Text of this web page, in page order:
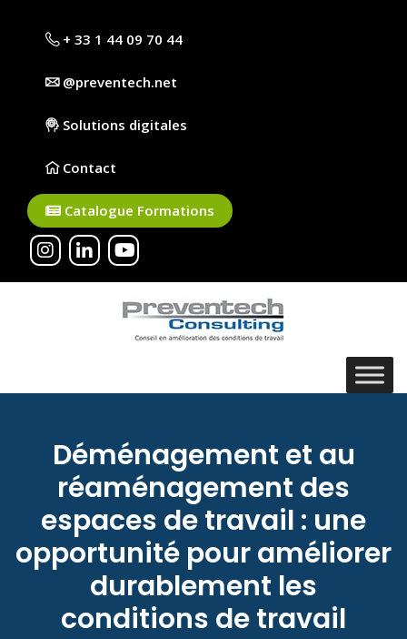
+ 33 1 44 09 70 44
@preventech.net
Solutions digitales
Contact
Catalogue Formations
Déménagement et au
réaménagement des
espaces de travail : une
opportunité pour améliorer
durablement les
conditions de travail